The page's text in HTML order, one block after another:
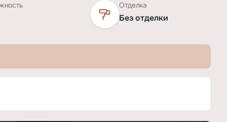
Отделка
Без отделки